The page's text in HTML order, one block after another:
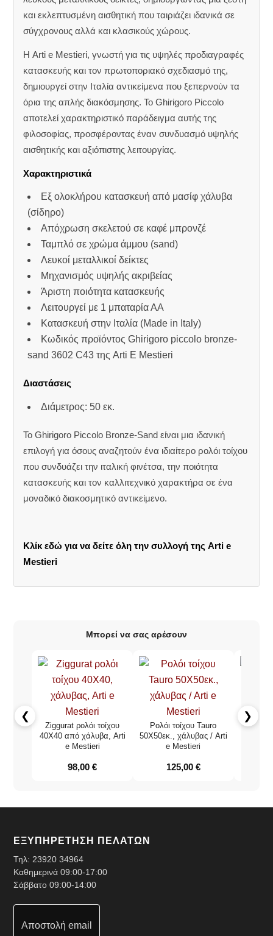
και εκλεπτυσμένη αισθητική που ταιριάζει ιδανικά σε
σύγχρονους αλλά και κλασικούς χώρους.
Η Arti e Mestieri, γνωστή για τις υψηλές προδιαγραφές
κατασκευής και τον πρωτοποριακό σχεδιασμό της,
δημιουργεί στην Ιταλία αντικείμενα που ξεπερνούν τα
όρια της απλής διακόσμησης. Το Ghirigoro Piccolo
αποτελεί χαρακτηριστικό παράδειγμα αυτής της
φιλοσοφίας, προσφέροντας έναν συνδυασμό υψηλής
αισθητικής και αξιόπιστης λειτουργίας.
Χαρακτηριστικά
Εξ ολοκλήρου κατασκευή από μασίφ χάλυβα
(σίδηρο)
Απόχρωση σκελετού σε καφέ μπρονζέ
Ταμπλό σε χρώμα άμμου (sand)
Λευκοί μεταλλικοί δείκτες
Μηχανισμός υψηλής ακριβείας
Άριστη ποιότητα κατασκευής
Λειτουργεί με 1 μπαταρία ΑΑ
Κατασκευή στην Ιταλία (Made in Italy)
Κωδικός προϊόντος Ghirigoro piccolo bronze-
sand 3602 C43 της Arti E Mestieri
Διαστάσεις
Διάμετρος: 50 εκ.
Το Ghirigoro Piccolo Bronze-Sand είναι μια ιδανική
επιλογή για όσους αναζητούν ένα ιδιαίτερο ρολόι τοίχου
που συνδυάζει την ιταλική φινέτσα, την ποιότητα
κατασκευής και τον καλλιτεχνικό χαρακτήρα σε ένα
μοναδικό διακοσμητικό αντικείμενο.
Κλίκ εδώ για να δείτε όλη την συλλογή της Arti e
Mestieri
Μπορεί να σας αρέσουν
❮
Ziggurat ρολόι τοίχου
40Χ40 από χάλυβα, Arti
e Mestieri
98,00€
Ρολόι τοίχου Tauro
50Χ50εκ., χάλυβας / Arti
e Mestieri
125,00 €
Odeon
❯
ΕΞΥΠΗΡΕΤΗΣΗ ΠΕΛΑΤΩΝ
Τηλ: 23920 34964
Καθημερινά 09:00-17:00
Σάββατο 09:00-14:00
Αποστολή email